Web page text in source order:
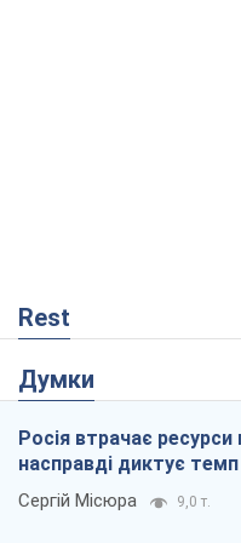
Rest
Думки
Росія втрачає
насправді диктує темп
Сергій Місюра 9,0 т.